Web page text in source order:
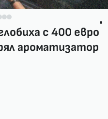
с 400 евро
ароматизатор